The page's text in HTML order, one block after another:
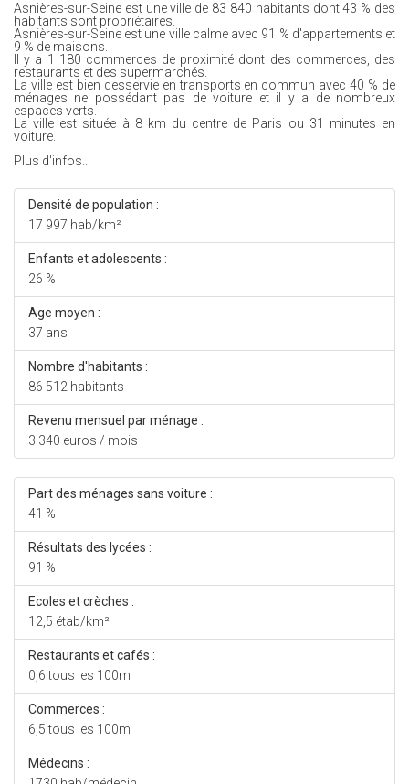
Asnières-sur-Seine est une ville de 83 840 habitants dont 43 % des
habitants sont propriétaires.
Asnières-sur-Seine est une ville calme avec 91 % d'appartements et
9 % de maisons.
Il y a 1 180 commerces de proximité dont des commerces, des
restaurants et des supermarchés.
La ville est bien desservie en transports en commun avec 40 % de
ménages ne possédant pas de voiture et il y a de nombreux
espaces verts.
La ville est située à 8 km du centre de Paris ou 31 minutes en
voiture.
Plus d'infos...
Densité de population :
17 997 hab/km²
Enfants et adolescents :
26 %
Age moyen :
37 ans
Nombre d'habitants :
86 512 habitants
Revenu mensuel par ménage :
3 340 euros / mois
Part des ménages sans voiture :
41 %
Résultats des lycées :
91 %
Ecoles et crèches :
12,5 étab/km²
Restaurants et cafés :
0,6 tous les 100m
Commerces :
6,5 tous les 100m
Médecins :